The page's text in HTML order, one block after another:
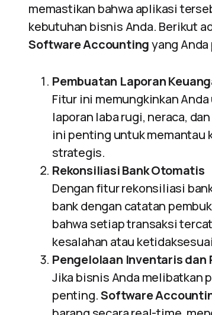
memastikan bahwa aplikasi
kebutuhan bisnis Anda. Berikut
Software Accountingyang
Pembuatan Laporan
Fitur ini memungkinkan
laporan laba rugi, neraca,
ini penting untuk memantau
strategis.
Rekonsiliasi Bank Otomatis
Dengan fitur rekonsiliasi
bank dengan catatan
bahwa setiap transaksi
kesalahan atau
Pengelolaan Inventaris dan
Jika bisnis Anda melibatkan
penting.Software